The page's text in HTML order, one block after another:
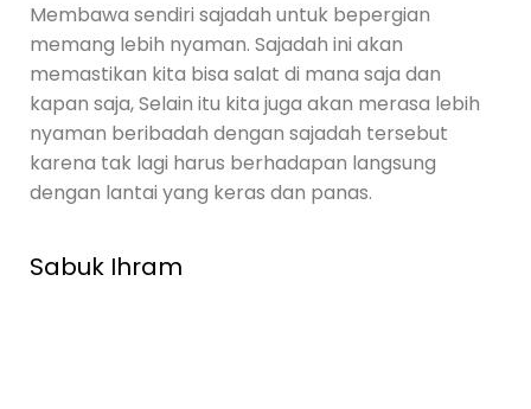
Membawa sendiri sajadah untuk bepergian
memang lebih nyaman. Sajadah ini akan
memastikan kita bisa salat di mana saja dan
kapan saja, Selain itu kita juga akan merasa lebih
nyaman beribadah dengan sajadah tersebut
karena tak lagi harus berhadapan langsung
dengan lantai yang keras dan panas.
Sabuk Ihram